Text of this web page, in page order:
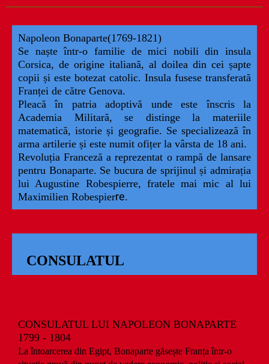
Napoleon Bonaparte(1769-1821)
Se naște într-o familie de mici nobili din insula
Corsica, de origine italiană, al doilea din cei șapte
copii și este botezat catolic. Insula fusese transferată
Franței de către Genova.
Pleacă în patria adoptivă unde este înscris la
Academia Militară, se distinge la materiile
matematică, istorie și geografie. Se specializează în
arma artilerie și este numit ofițer la vârsta de 18 ani.
Revoluția Franceză a reprezentat o rampă de lansare
pentru Bonaparte. Se bucura de sprijinul și admirația
lui Augustine Robespierre, fratele mai mic al lui
Maximilien Robespierre.
CONSULATUL
CONSULATUL LUI NAPOLEON BONAPARTE
1799 - 1804
La întoarcerea din Egipt, Bonaparte găsește Franța într-o